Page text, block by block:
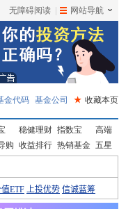
无障碍阅读 网站导航
金代码 基金公司 ★ 收藏本页
稳健理财 指数宝
高端
购 收益排行 热销基金 五星